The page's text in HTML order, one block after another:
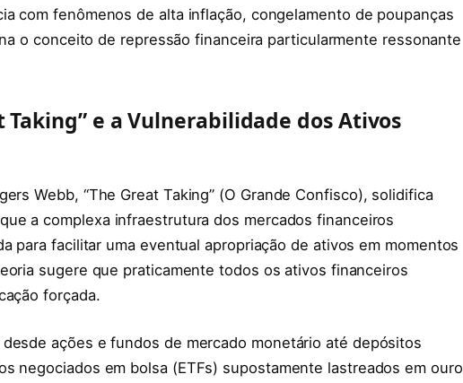
com fenômenos de alta inflação, congelamento de poupanças
o conceito de repressão financeira particularmente ressonante
Taking” e a Vulnerabilidade dos Ativos
Webb, “The Great Taking” (O Grande Confisco), solidifica
a complexa infraestrutura dos mercados financeiros
para facilitar uma eventual apropriação de ativos em momentos
sugere que praticamente todos os ativos financeiros
forçada.
ações e fundos de mercado monetário até depósitos
negociados em bolsa (ETFs) supostamente lastreados em ouro